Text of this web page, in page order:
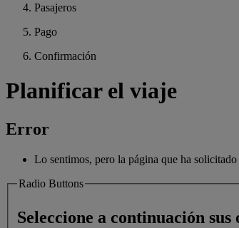
Pasajeros
Pago
Confirmación
Planificar el viaje
Error
Lo sentimos, pero la página que ha
Radio Buttons
Seleccione a continuación sus